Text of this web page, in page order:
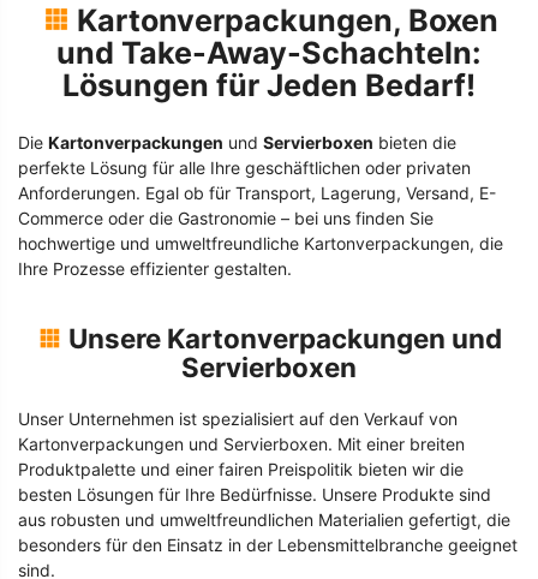
Kartonverpackungen, Boxen
und Take-Away-Schachteln:
Lösungen für Jeden Bedarf!
Die Kartonverpackungen und Servierboxen bieten die
perfekte Lösung für alle Ihre geschäftlichen oder privaten
Anforderungen. Egal ob für Transport, Lagerung, Versand, E-
Commerce oder die Gastronomie – bei uns finden Sie
hochwertige und umweltfreundliche Kartonverpackungen, die
Ihre Prozesse effizienter gestalten.
Unsere Kartonverpackungen und
Servierboxen
Unser Unternehmen ist spezialisiert auf den Verkauf von
Kartonverpackungen und Servierboxen. Mit einer breiten
Produktpalette und einer fairen Preispolitik bieten wir die
besten Lösungen für Ihre Bedürfnisse. Unsere Produkte sind
aus robusten und umweltfreundlichen Materialien gefertigt, die
besonders für den Einsatz in der Lebensmittelbranche geeignet
sind.